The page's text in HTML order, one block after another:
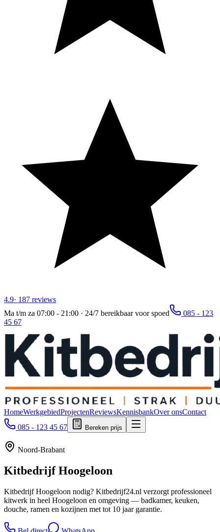
4.9· 187 reviews
Ma t/m za 07:00 - 21:00 · 24/7 bereikbaar voor spoed
085 - 123
45 67
HomeWerkgebiedProjectenReviewsKennisbankOver onsContact
085 - 123 45 67
Bereken prijs
Noord-Brabant
KitbedrijfHoogeloon
Kitbedrijf Hoogeloon nodig? Kitbedrijf24.nl verzorgt professioneel
kitwerk in heel Hoogeloon en omgeving — badkamer, keuken,
douche, ramen en kozijnen met tot 10 jaar garantie.